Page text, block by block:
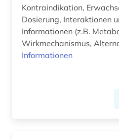
quelle (1)
Kontraindikation,
Dosierung, Interaktionen
Informationen (z.B.
Wirkmechanismus,
Informationen